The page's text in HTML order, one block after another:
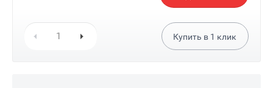
Купить в 1 клик